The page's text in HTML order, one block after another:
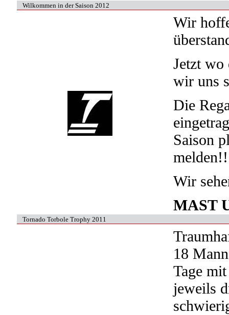
Wilkommen in der Saison 2012
Wir
Jetzt wo
wir uns
Die
Saison
melden!!
Wir
MAST
Tornado Torbole Trophy 2011
18
Tage
jeweils